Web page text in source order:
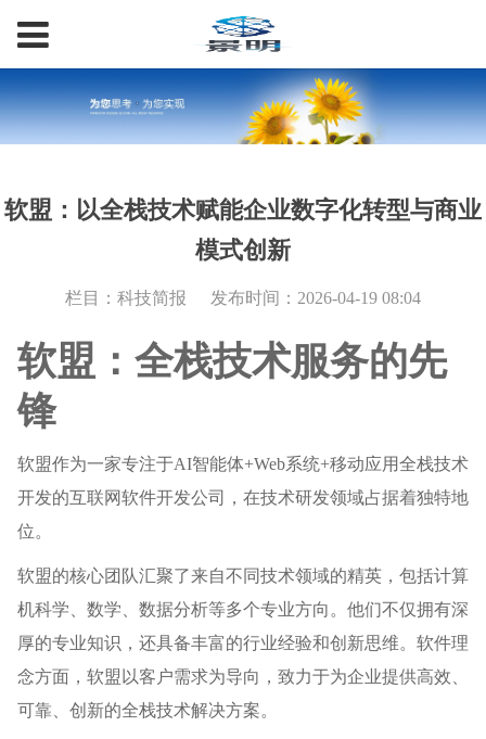
软盟：以全栈技术赋能企业数字化转型与商业
模式创新
栏目：科技简报 发布时间：2026-04-19 08:04
软盟：全栈技术服务的先
锋
软盟作为一家专注于AI智能体+Web系统+移动应用全栈技术
开发的互联网软件开发公司，在技术研发领域占据着独特地
位。
软盟的核心团队汇聚了来自不同技术领域的精英，包括计算
机科学、数学、数据分析等多个专业方向。他们不仅拥有深
厚的专业知识，还具备丰富的行业经验和创新思维。软件理
念方面，软盟以客户需求为导向，致力于为企业提供高效、
可靠、创新的全栈技术解决方案。